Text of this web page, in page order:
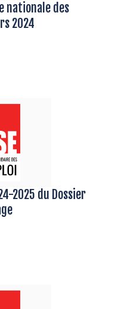
nationale des
2024
2025 du Dossier